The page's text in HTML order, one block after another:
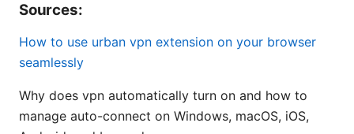
Sources:
How to use urban vpn extension on your browser
seamlessly
Why does vpn automatically turn on and how to
manage auto-connect on Windows, macOS, iOS,